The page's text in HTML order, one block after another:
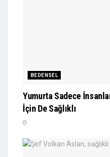
BEDENSEL
Yumurta Sadece
İçin De Sağlıklı